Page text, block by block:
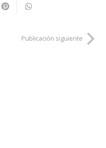
Publicación siguiente